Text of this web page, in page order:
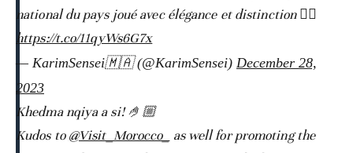
national du pays joué avec élégance et distinction 👌🏼
https://t.co/11qyWs6G7x
— KarimSensei🇲🇦 (@KarimSensei) December 28,
2023
Khedma nqiya a si! 🤌🏼
Kudos to@Visit_Morocco_
as well for promoting the